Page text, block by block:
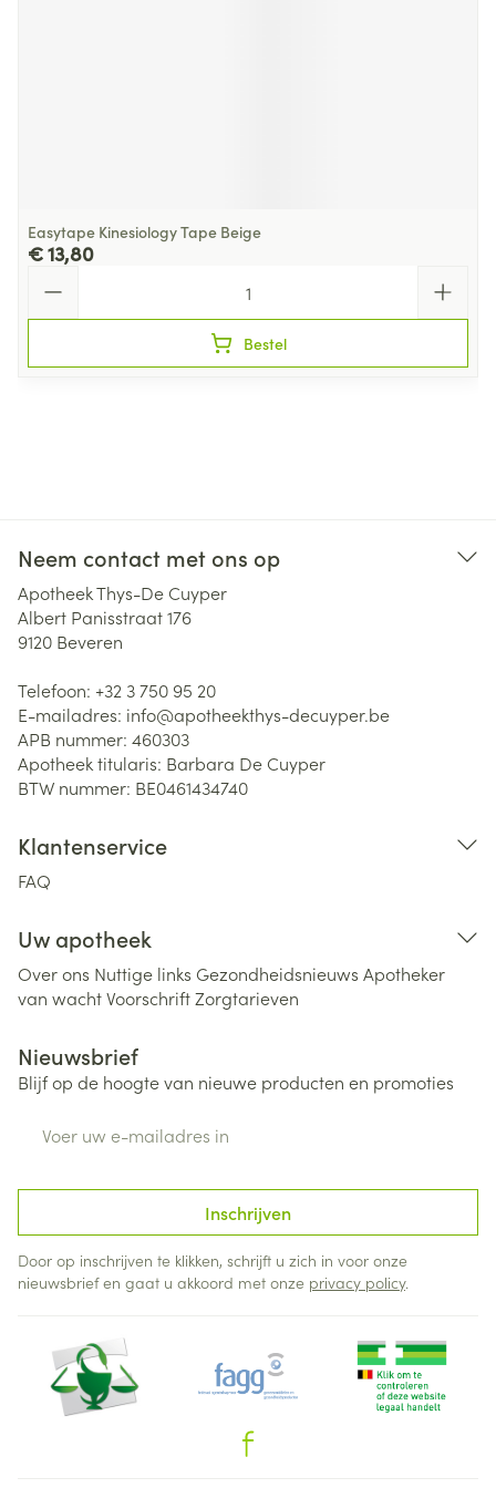
Easytape Kinesiology Tape Beige
€ 13,80
Bestel
Neem contact met ons op
Apotheek Thys-De Cuyper
Albert Panisstraat 176
9120 Beveren
Telefoon: +32 3 750 95 20
E-mailadres: info@apotheekthys-decuyper.be
APB nummer: 460303
Apotheek titularis: Barbara De Cuyper
BTW nummer: BE0461434740
Klantenservice
FAQ
Uw apotheek
Over ons Nuttige links Gezondheidsnieuws Apotheker
van wachtVoorschriftZorgtarieven
Nieuwsbrief
Blijf op de hoogte van nieuwe producten en promoties
Inschrijven
Door op inschrijven te klikken, schrijft u zich in voor onze
nieuwsbrief en gaat u akkoord met onze privacy policy.